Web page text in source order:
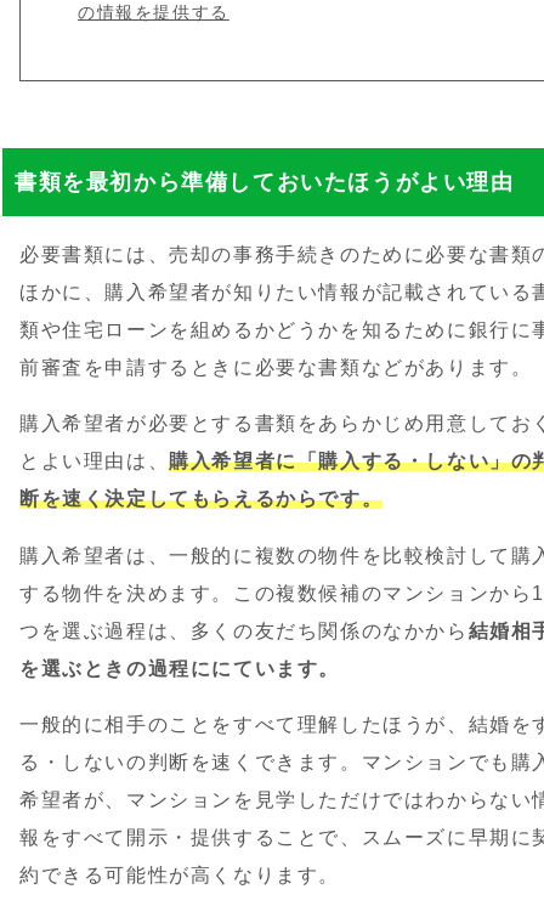
の情報を提供する
書類を最初から準備しておいたほうがよい理由
必要書類には、売却の事務手続きのために必要な書類
ほかに、購入希望者が知りたい情報が記載されている
類や住宅ローンを組めるかどうかを知るために銀行に
前審査を申請するときに必要な書類などがあります。
購入希望者が必要とする書類をあらかじめ用意してお
とよい理由は、購入希望者に「購入する・しない」の
断を速く決定してもらえるからです。
購入希望者は、一般的に複数の物件を比較検討して購
する物件を決めます。この複数候補のマンションから
つを選ぶ過程は、多くの友だち関係のなかから 結婚相
を選ぶときの過程ににています。
一般的に相手のことをすべて理解したほうが、結婚を
る・しないの判断を速くできます。マンションでも購
希望者が、マンションを見学しただけではわからない
報をすべて開示・提供することで、スムーズに早期に
約できる可能性が高くなります。